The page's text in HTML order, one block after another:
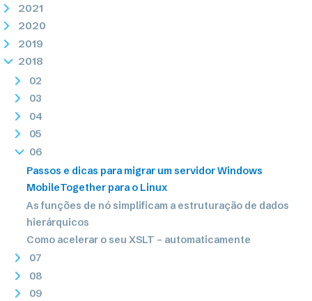
2021
2020
2019
2018
02
03
04
05
06
Passos e dicas para migrar um servidor Windows
MobileTogether para o Linux
As funções de nó simplificam a estruturação de dados
hierárquicos
Como acelerar o seu XSLT – automaticamente
07
08
09